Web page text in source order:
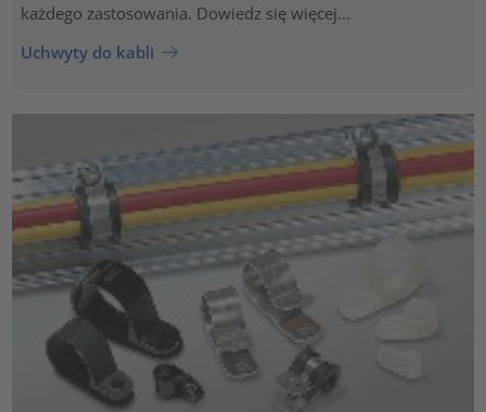
każdego zastosowania. Dowiedz się więcej...
Uchwyty do kabli